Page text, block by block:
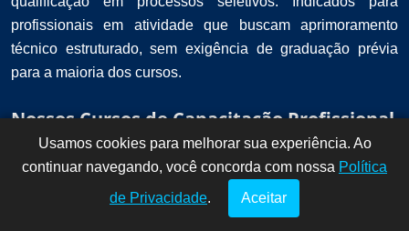
profissionais em atividade que buscam aprimoramento
técnico estruturado, sem exigência de graduação prévia
para a maioria dos cursos.
Nossos Cursos de Capacitação Profissional
!
Dúvidas? Fale
conosco por
aqui!
Usamos cookies para melhorar sua experiência. Ao
continuar navegando, você concorda com nossa Política
de Privacidade. Aceitar